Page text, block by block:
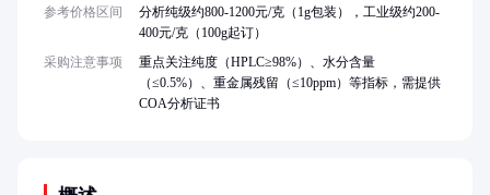
参考价格区间
分析纯级约800-1200元/克（1g包装），工业级约200-
400元/克（100g起订）
采购注意事项
重点关注纯度（HPLC≥98%）、水分含量
（≤0.5%）、重金属残留（≤10ppm）等指标，需提供
COA分析证书